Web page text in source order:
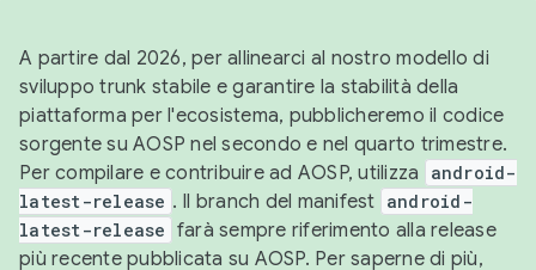
A partire dal 2026, per allinearci al nostro modello di
sviluppo trunk stabile e garantire la stabilità della
piattaforma per l'ecosistema, pubblicheremo il codice
sorgente su AOSP nel secondo e nel quarto trimestre.
Per compilare e contribuire ad AOSP, utilizza
android-
latest-release . Il branch del manifest android-
latest-release farà sempre riferimento alla release
più recente pubblicata su AOSP. Per saperne di più,